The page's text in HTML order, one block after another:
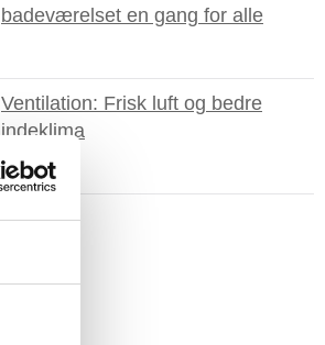
badeværelset en gang for alle
Ventilation: Frisk luft og bedre
indeklima